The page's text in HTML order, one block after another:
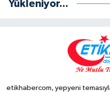
Yükleniyor...
etikhabercom, yepyeni